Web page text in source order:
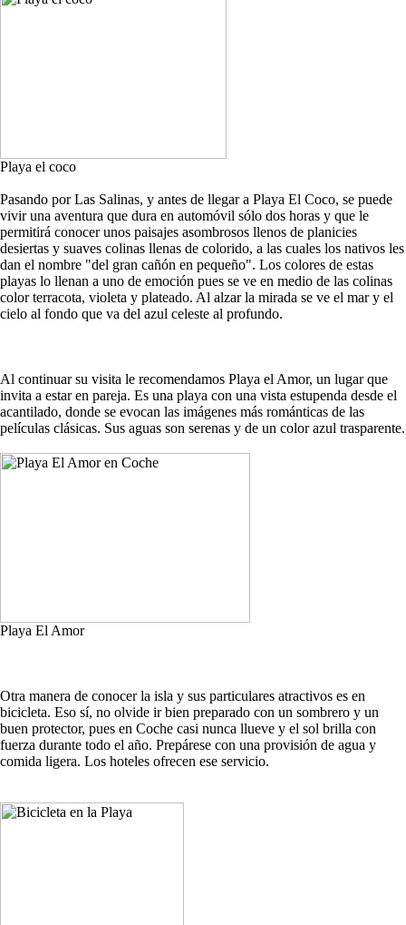
Playa el coco
Pasando por Las Salinas, y antes de llegar a Playa El Coco, se puede
vivir una aventura que dura en automóvil sólo dos horas y que le
permitirá conocer unos paisajes asombrosos llenos de planicies
desiertas y suaves colinas llenas de colorido, a las cuales los nativos les
dan el nombre "del gran cañón en pequeño". Los colores de estas
playas lo llenan a uno de emoción pues se ve en medio de las colinas
color terracota, violeta y plateado. Al alzar la mirada se ve el mar y el
cielo al fondo que va del azul celeste al profundo.
Al continuar su visita le recomendamos Playa el Amor, un lugar que
invita a estar en pareja. Es una playa con una vista estupenda desde el
acantilado, donde se evocan las imágenes más románticas de las
películas clásicas. Sus aguas son serenas y de un color azul trasparente.
Playa El Amor
Otra manera de conocer la isla y sus particulares atractivos es en
bicicleta. Eso sí, no olvide ir bien preparado con un sombrero y un
buen protector, pues en Coche casi nunca llueve y el sol brilla con
fuerza durante todo el año. Prepárese con una provisión de agua y
comida ligera. Los hoteles ofrecen ese servicio.